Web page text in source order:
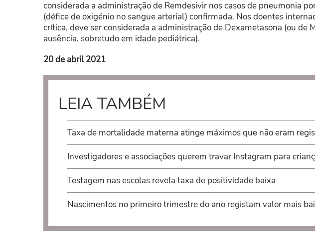
considerada a administração de Remdesivir nos casos de pneumonia
(défice de oxigénio no sangue arterial) confirmada. Nos doentes
crítica, deve ser considerada a administração de Dexametasona (ou de
ausência, sobretudo em idade pediátrica).
20 de abril 2021
LEIA TAMBÉM
Taxa de mortalidade materna atinge máximos que não eram
Investigadores e associações querem travar Instagram para
Testagem nas escolas revela taxa de positividade baixa
Nascimentos no primeiro trimestre do ano registam valor mais